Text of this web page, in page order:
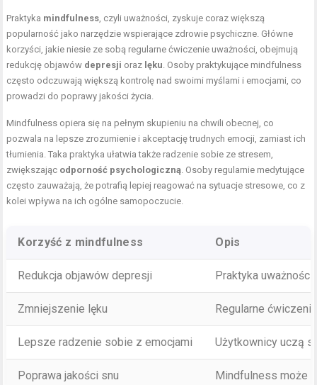
Praktyka mindfulness, czyli uważności, zyskuje coraz większą
popularność jako narzędzie wspierające zdrowie psychiczne. Główne
korzyści, jakie niesie ze sobą regularne ćwiczenie uważności, obejmują
redukcję objawów depresji oraz lęku. Osoby praktykujące mindfulness
często odczuwają większą kontrolę nad swoimi myślami i emocjami, co
prowadzi do poprawy jakości życia.
Mindfulness opiera się na pełnym skupieniu na chwili obecnej, co
pozwala na lepsze zrozumienie i akceptację trudnych emocji, zamiast ich
tłumienia. Taka praktyka ułatwia także radzenie sobie ze stresem,
zwiększając odporność psychologiczną. Osoby regularnie medytujące
często zauważają, że potrafią lepiej reagować na sytuacje stresowe, co z
kolei wpływa na ich ogólne samopoczucie.
Korzyść z mindfulness Opis
Redukcja objawów depresji Praktyka
Zmniejszenie lęku Regularne
Lepsze radzenie sobie z emocjami Użytkownicy uczą
Poprawa jakości snu Mindfulness może